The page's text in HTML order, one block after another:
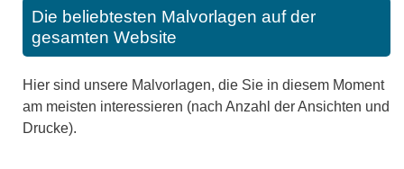
Die beliebtesten Malvorlagen auf der
gesamten Website
Hier sind unsere Malvorlagen, die Sie in diesem Moment
am meisten interessieren (nach Anzahl der Ansichten und
Drucke).